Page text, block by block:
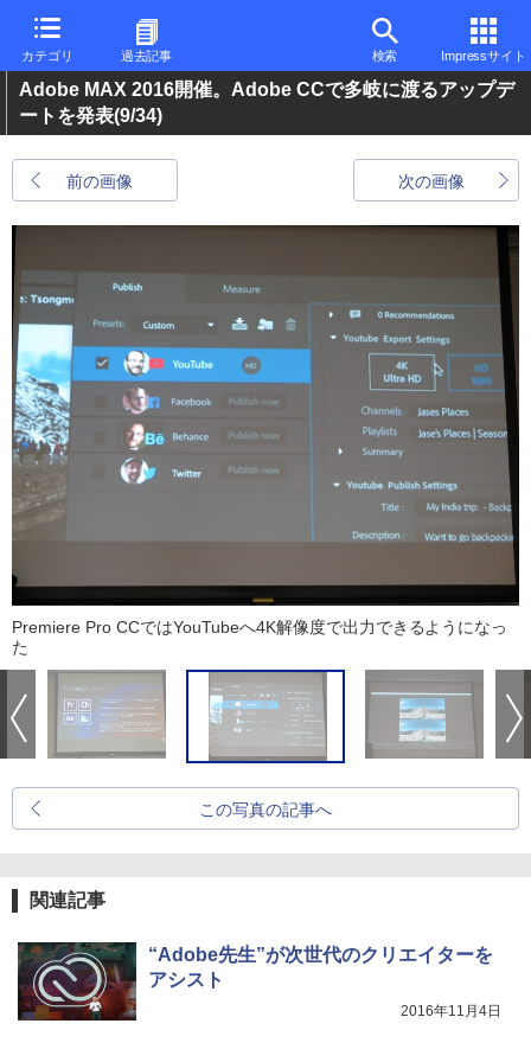
カテゴリ 過去記事 検索 Impressサイト
Adobe MAX 2016開催。Adobe CCで多岐に渡るアップデ
ートを発表(9/34)
前の画像 次の画像
Premiere Pro CCではYouTubeへ4K解像度で出力できるようになっ
た
この写真の記事へ
関連記事
“Adobe先生”が次世代のクリエイターを
アシスト
2016年11月4日